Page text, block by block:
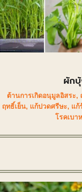
ผัก
ต้านการเกิดอนุมูลอิสระ,
ฤทธิ์เย็น, แก้ปวดศรีษะ, แก้
โรคเบา